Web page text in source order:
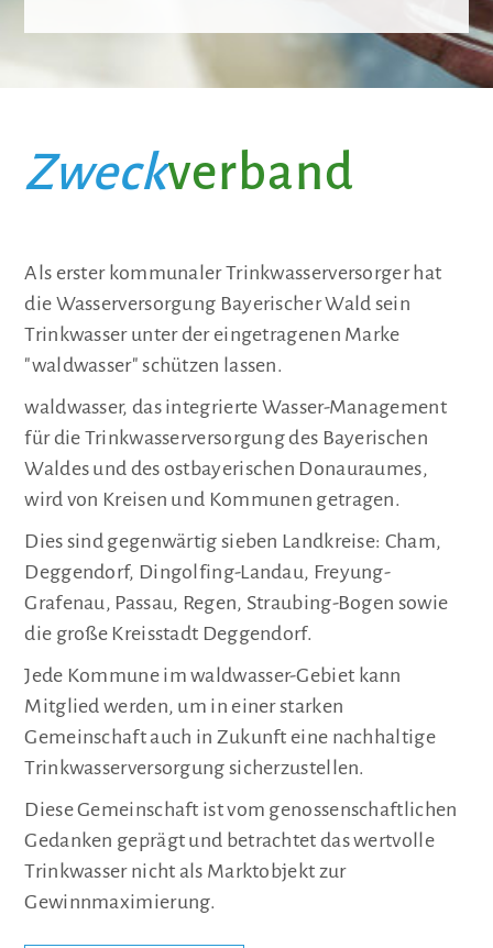
Zweckverband
Als erster kommunaler Trinkwasserversorger hat
die Wasserversorgung Bayerischer Wald sein
Trinkwasser unter der eingetragenen Marke
"waldwasser" schützen lassen.
waldwasser, das integrierte Wasser-Management
für die Trinkwasserversorgung des Bayerischen
Waldes und des ostbayerischen Donauraumes,
wird von Kreisen und Kommunen getragen.
Dies sind gegenwärtig sieben Landkreise: Cham,
Deggendorf, Dingolfing-Landau, Freyung-
Grafenau, Passau, Regen, Straubing-Bogen sowie
die große Kreisstadt Deggendorf.
Jede Kommune im waldwasser-Gebiet kann
Mitglied werden, um in einer starken
Gemeinschaft auch in Zukunft eine nachhaltige
Trinkwasserversorgung sicherzustellen.
Diese Gemeinschaft ist vom genossenschaftlichen
Gedanken geprägt und betrachtet das wertvolle
Trinkwasser nicht als Marktobjekt zur
Gewinnmaximierung.